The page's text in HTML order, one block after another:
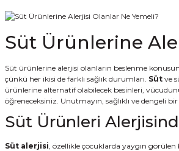
Süt Ürünlerine
Süt ürünlerine alerjisi olanların beslenme
çünkü her ikisi de farklı sağlık durumları. Süt ve
ürünlerine alternatif olabilecek besinleri,
öğreneceksiniz. Unutmayın, sağlıklı ve dengeli
Süt Ürünleri
Süt alerjisi , özellikle çocuklarda yaygın